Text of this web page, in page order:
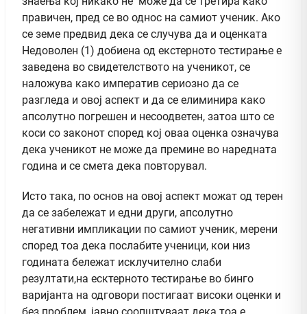
правичен, пред се во однос на самиот ученик. Ако
се земе предвид дека се случува да и оценката
Недоволен (1) добиена од екстерното тестирање е
заведена во свидетелството на ученикот, се
наложува како императив сериозно да се
разгледа и овој аспект и да се елиминира како
апсолутно погрешен и несоодветен, затоа што се
коси со законот според кој оваа оценка означува
дека ученикот не може да премине во наредната
година и се смета дека повторувал.
Исто така, по основ на овој аспект можат од терен
да се забележат и едни други, апсолутно
негативни импликации по самиот ученик, мерени
според тоа дека послабите ученици, кои низ
годината бележат исклучително слаби
резултати,на есктерното тестирање во бинго
варијанта на одговори постигаат високи оценки и
без проблем, јавно соопштуваат дека тоа е